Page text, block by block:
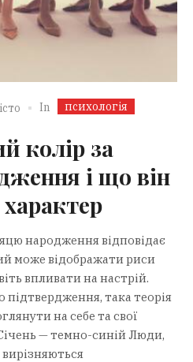
In психологія
колір за
і що він
народження відповідає
може відображати риси
впливати на настрій.
підтвердження, така теорія
на себе та свої
— темно-синій Люди,
вирізняються